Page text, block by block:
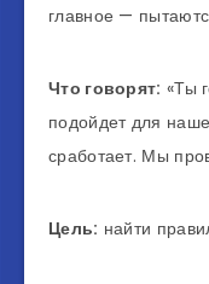
главное —
Что говорят: «Ты
подойдет для
сработает. Мы
Цель: найти